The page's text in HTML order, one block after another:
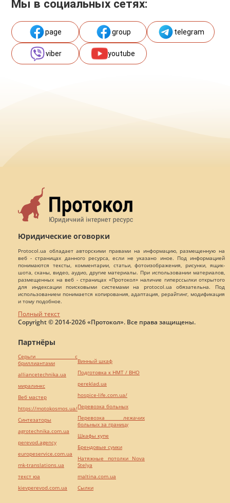
Мы в социальных сетях:
page group telegram
viber youtube
Юридические оговорки
Protocol.ua обладает авторскими правами на информацию, размещенную на
веб - страницах данного ресурса, если не указано иное. Под информацией
понимаются тексты, комментарии, статьи, фотоизображения, рисунки, ящик-
шота, сканы, видео, аудио, другие материалы. При использовании материалов,
размещенных на веб - страницах «Протокол» наличие гиперссылки открытого
для индексации поисковыми системами на protocol.ua обязательна. Под
использованием понимается копирования, адаптация, рерайтинг, модификация
и тому подобное.
Полный текст
Copyright © 2014-2026 «Протокол». Все права защищены.
Партнёры
Серьги с
бриллиантами
alliancetechnika.ua
миралинкс
Веб мастер
https://motokosmos.ua/
Синтезаторы
agrotechnika.com.ua
perevod.agency
europeservice.com.ua
mk-translations.ua
текст юа
kievperevod.com.ua
Винный шкаф
Подготовка к НМТ / ВНО
pereklad.ua
hospice-life.com.ua/
Перевозка больных
Перевозка лежачих
больных за границу
Шкафы купе
Брендовые сумки
Натяжные потолки Nova
Stelya
maltina.com.ua
Cылки